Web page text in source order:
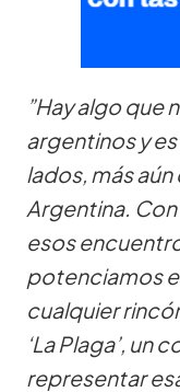
”Hay algo que
argentinos y
lados, más
Argentina.
esos
potenciamos
cualquier
‘La Plaga’, un
representar